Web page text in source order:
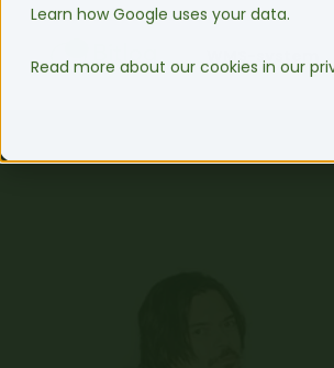
Learn how Google uses your data.
Read more about our cookies in our
WMS-system